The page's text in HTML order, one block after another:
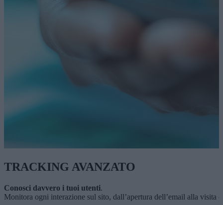
TRACKING AVANZATO
Conosci davvero i tuoi utenti.
Monitora ogni interazione sul sito, dall’apertura dell’email alla